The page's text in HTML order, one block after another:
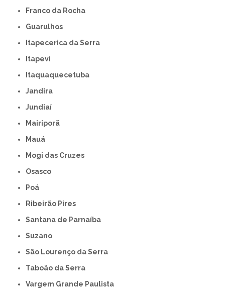
Franco da Rocha
Guarulhos
Itapecerica da Serra
Itapevi
Itaquaquecetuba
Jandira
Jundiaí
Mairiporã
Mauá
Mogi das Cruzes
Osasco
Poá
Ribeirão Pires
Santana de Parnaíba
Suzano
São Lourenço da Serra
Taboão da Serra
Vargem Grande Paulista